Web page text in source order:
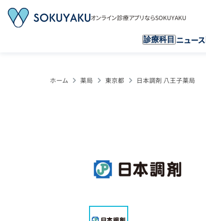
オンライン診療アプリならSOKUYAKU
診療科目 ニュース
ホーム 薬局 東京都 日本調剤 八王子薬局